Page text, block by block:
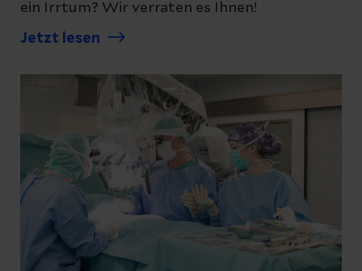
ein Irrtum? Wir verraten es Ihnen!
Jetzt lesen